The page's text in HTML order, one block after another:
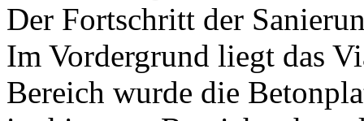
Der Fortschritt der
Im Vordergrund liegt das
Bereich wurde die